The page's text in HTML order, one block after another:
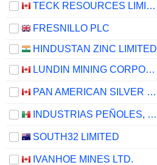
TECK RESOURCES LIMITED
FRESNILLO PLC
HINDUSTAN ZINC LIMITED
LUNDIN MINING CORPORATION
PAN AMERICAN SILVER CORP.
INDUSTRIAS PEÑOLES, S.A.B. DE C.V.
SOUTH32 LIMITED
IVANHOE MINES LTD.